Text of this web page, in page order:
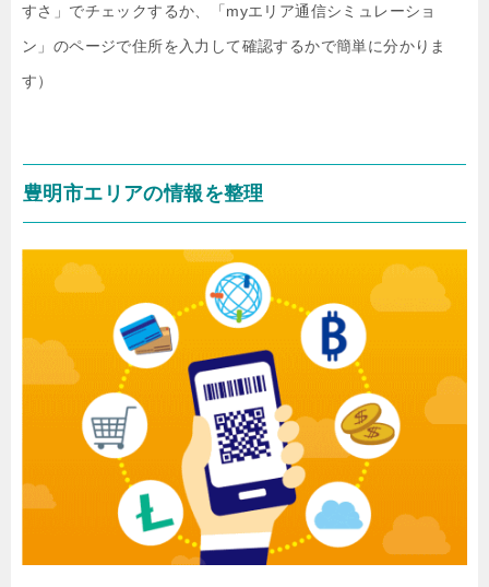
すさ」でチェックするか、「myエリア通信シミュレーショ
ン」のページで住所を入力して確認するかで簡単に分かりま
す）
豊明市エリアの情報を整理